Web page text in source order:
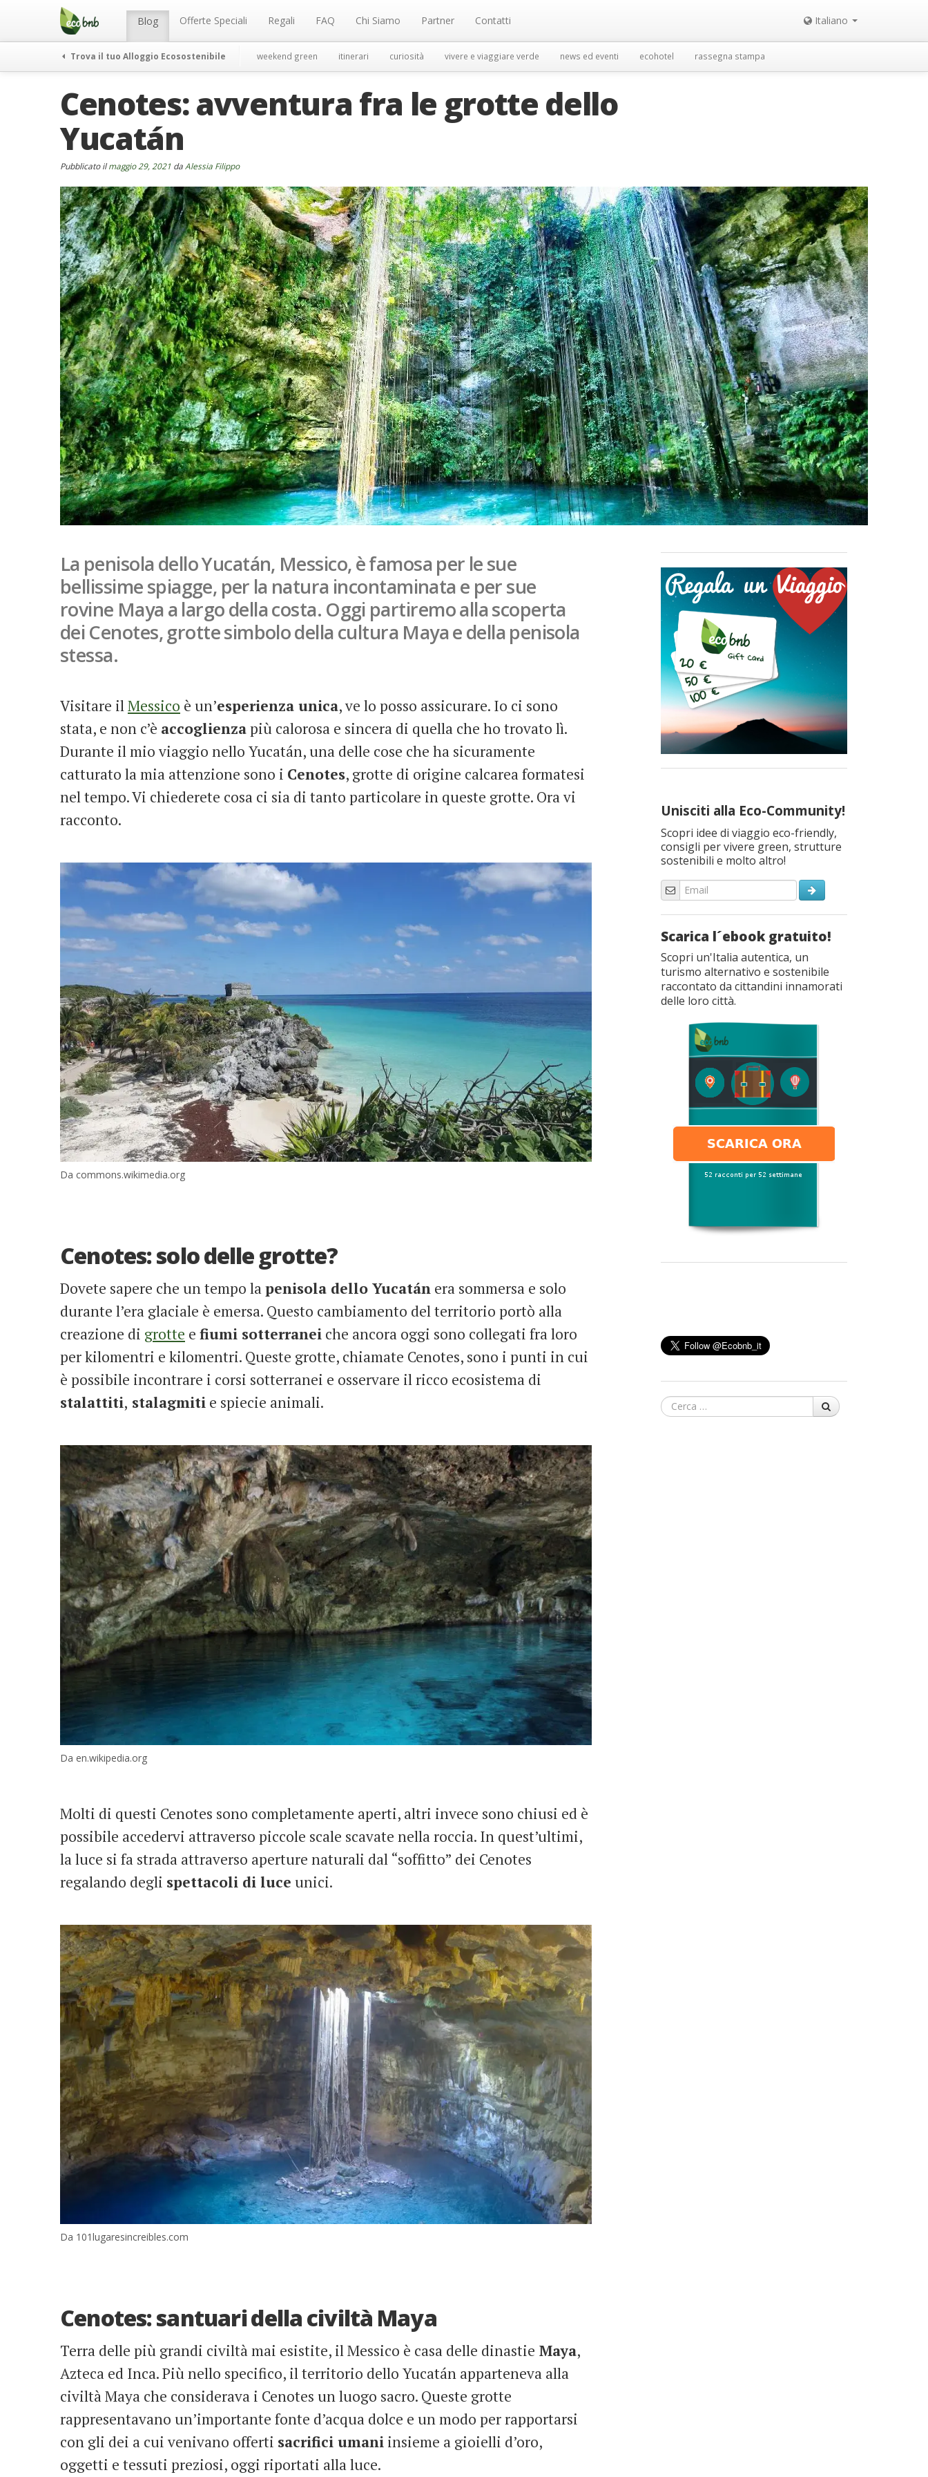
Menu Blog Offerte Speciali Regali FAQ Chi Siamo Partner Contatti Italiano
Trova il tuo Alloggio Ecosostenibile weekend green itinerari curiosità vivere e viaggiare verde news ed eventi ecohotel rassegna stampa
Cenotes: avventura fra le grotte dello
Yucatán
Pubblicato ilmaggio 29, 2021 da Alessia Filippo
La penisola dello Yucatán, Messico, è famosa per le sue
bellissime spiagge, per la natura incontaminata e per sue
rovine Maya a largo della costa. Oggi partiremo alla scoperta
dei Cenotes, grotte simbolo della cultura Maya e della penisola
stessa.
Visitare il Messico è un’esperienza unica, ve lo posso assicurare. Io ci sono
stata, e non c’è accoglienzapiù calorosa e sincera di quella che ho trovato lì.
Durante il mio viaggio nello Yucatán, una delle cose che ha sicuramente
catturato la mia attenzione sono i Cenotes, grotte di origine calcarea formatesi
nel tempo. Vi chiederete cosa ci sia di tanto particolare in queste grotte. Ora vi
racconto.
Da commons.wikimedia.org
Cenotes: solo delle grotte?
Dovete sapere che un tempo lapenisola dello Yucatán era sommersa e solo
durante l’era glaciale è emersa. Questo cambiamento del territorio portò alla
creazione di grotte e fiumi sotterranei che ancora oggi sono collegati fra loro
per kilomentri e kilomentri. Queste grotte, chiamate Cenotes, sono i punti in cui
è possibile incontrare i corsi sotterranei e osservare il ricco ecosistema di
stalattiti, stalagmiti e spiecie animali.
Da en.wikipedia.org
Molti di questi Cenotes sono completamente aperti, altri invece sono chiusi ed è
possibile accedervi attraverso piccole scale scavate nella roccia. In quest’ultimi,
la luce si fa strada attraverso aperture naturali dal “soffitto” dei Cenotes
regalando degli spettacoli di luce unici.
Da 101lugaresincreibles.com
Cenotes: santuari della civiltà Maya
Terra delle più grandi civiltà mai esistite, il Messico è casa delle dinastie Maya,
Azteca ed Inca. Più nello specifico, il territorio dello Yucatán apparteneva alla
civiltà Maya che considerava i Cenotes un luogo sacro. Queste grotte
rappresentavano un’importante fonte d’acqua dolce e un modo per rapportarsi
con gli dei a cui venivano offerti sacrifici umani insieme a gioielli d’oro,
oggetti e tessuti preziosi, oggi riportati alla luce.
Unisciti alla Eco-Community!
Scopri idee di viaggio eco-friendly,
consigli per vivere green, strutture
sostenibili e molto altro!
Scarica l´ebook gratuito!
Scopri un'Italia autentica, un
turismo alternativo e sostenibile
raccontato da cittandini innamorati
delle loro città.
Cerca